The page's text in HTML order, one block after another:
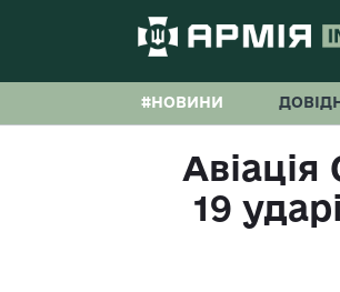
#НОВИНИ
19